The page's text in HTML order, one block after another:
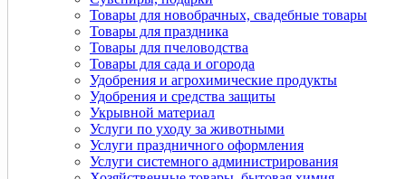
Товары для новобрачных, свадебные товары
Товары для праздника
Товары для пчеловодства
Товары для сада и огорода
Удобрения и агрохимические продукты
Удобрения и средства защиты
Укрывной материал
Услуги по уходу за животными
Услуги праздничного оформления
Услуги системного администрирования